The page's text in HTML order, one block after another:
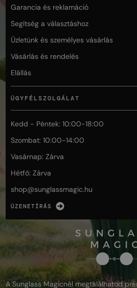
Garancia és reklamáció
Segítség a választáshoz
Üzletünk és személyes vásárlás
Vásárlás és rendelés
Elállás
ÜGYFÉLSZOLGÁLAT
Kedd - Péntek: 10:00-18:00
Szombat: 10:00-14:00
Vasárnap: Zárva
Hétfő: Zárva
shop@sunglassmagic.hu
ÜZENETÍRÁS
A Sunglass Magicnél megtalálhatod